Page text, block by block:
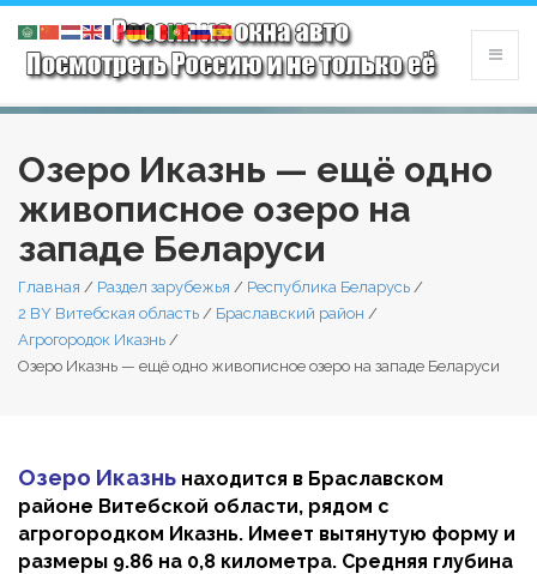
Озеро Иказнь — ещё одно
живописное озеро на
западе Беларуси
Главная / Раздел зарубежья / Республика Беларусь /
2 BY Витебская область / Браславский район /
Агрогородок Иказнь /
Озеро Иказнь — ещё одно живописное озеро на западе Беларуси
Озеро Иказнь находится в Браславском
районе Витебской области, рядом с
агрогородком Иказнь. Имеет вытянутую форму и
размеры 9.86 на 0,8 километра. Средняя глубина